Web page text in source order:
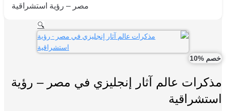
مصر – رؤية استشراقية
%10
عالم آثار إنجليزي في مصر – رؤية